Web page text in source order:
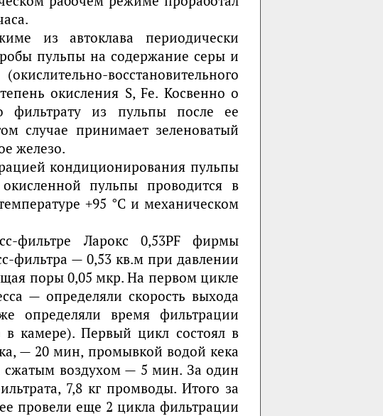
из автоклава периодически
пульпы на содержание серы и
восстановительного
окисления S, Fe. Косвенно о
фильтрату из пульпы после ее
случае принимает зеленоватый
железо.
кондиционирования пульпы
пульпы проводится в
+95 °С и механическом
фильтре Ларокс 0,53PF фирмы
фильтра — 0,53 кв.м при давлении
поры 0,05 мкр. На первом цикле
— определяли скорость выхода
определяли время фильтрации
камере). Первый цикл состоял в
— 20 мин, промывкой водой кека
воздухом — 5 мин. За один
7,8 кг промводы. Итого за
провели еще 2 цикла фильтрации